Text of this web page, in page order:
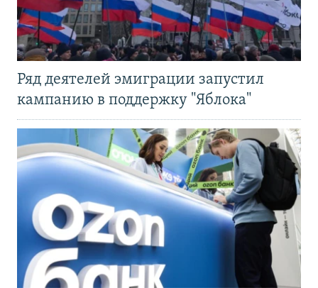
Ряд деятелей эмиграции запустил
кампанию в поддержку "Яблока"